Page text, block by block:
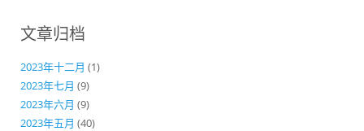
文章归档
2023年十二月 (1)
2023年七月 (9)
2023年六月 (9)
2023年五月 (40)